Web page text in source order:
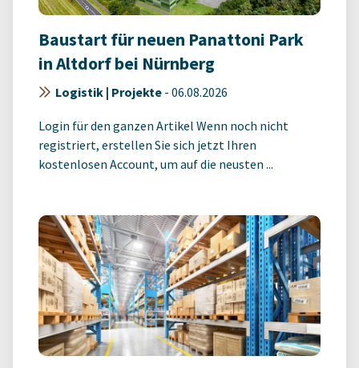
Baustart für neuen Panattoni Park
in Altdorf bei Nürnberg
Logistik | Projekte - 06.08.2026
Login für den ganzen Artikel Wenn noch nicht
registriert, erstellen Sie sich jetzt Ihren
kostenlosen Account, um auf die neusten ...